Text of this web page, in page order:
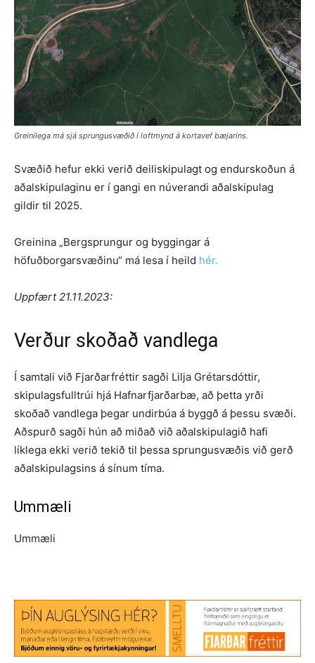
Greinilega má sjá sprungusvæðið í loftmynd á kortavef bæjarins.
Svæðið hefur ekki verið deiliskipulagt og endurskoðun á
aðalskipulaginu er í gangi en núverandi aðalskipulag
gildir til 2025.
Greinina „Bergsprungur og byggingar á
höfuðborgarsvæðinu“ má lesa í heild hér.
Uppfært 21.11.2023:
Verður skoðað vandlega
Í samtali við Fjarðarfréttir sagði Lilja Grétarsdóttir,
skipulagsfulltrúi hjá Hafnarfjarðarbæ, að þetta yrði
skoðað vandlega þegar undirbúa á byggð á þessu svæði.
Aðspurð sagði hún að miðað við aðalskipulagið hafi
líklega ekki verið tekið til þessa sprungusvæðis við gerð
aðalskipulagsins á sínum tíma.
Ummæli
Ummæli